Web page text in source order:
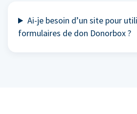
Ai-je besoin d’un site pour
formulaires de don Donorbox ?